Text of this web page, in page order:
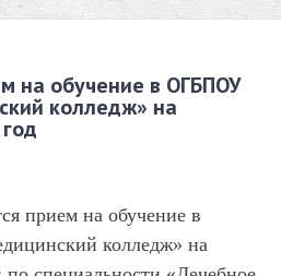
на обучение в ОГБПОУ
колледж» на
прием на обучение в
колледж» на